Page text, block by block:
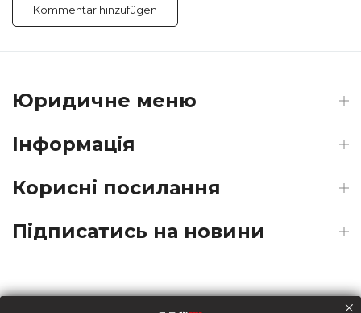
Юридичне меню
Інформація
Корисні посилання
Підписатись на новини